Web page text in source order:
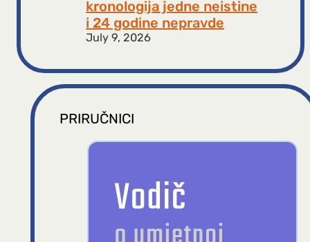
kronologija jedne neistine
i 24 godine nepravde
July 9, 2026
PRIRUČNICI